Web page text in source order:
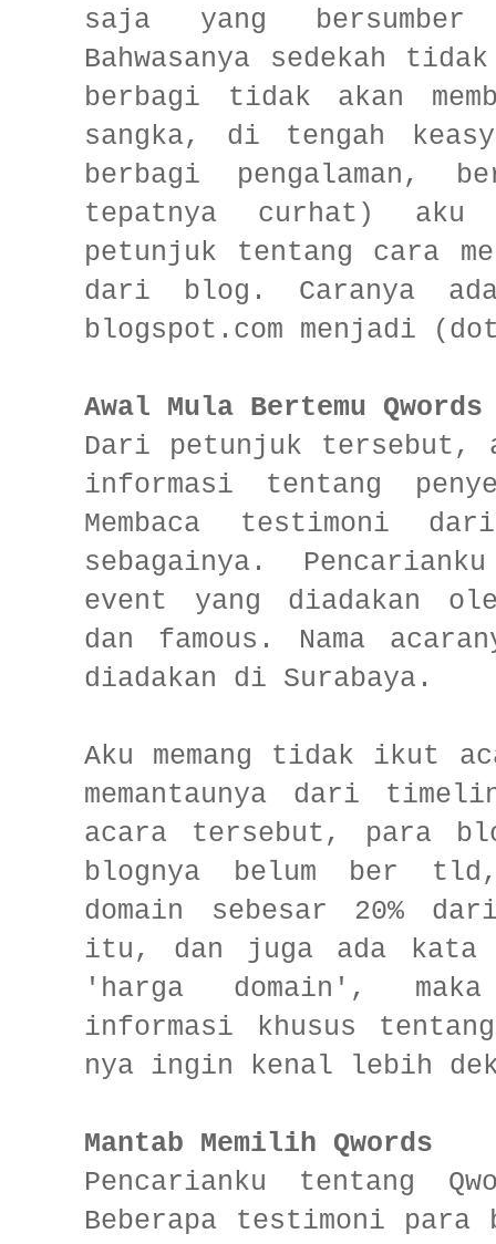
saja yang
Bahwasanya sedekah
berbagi tidak akan
sangka, di tengah
berbagi pengalaman,
tepatnya curhat) aku
petunjuk tentang cara
dari blog. Caranya
blogspot.com menjadi
Awal Mula Bertemu Qwords
Dari petunjuk tersebut,
informasi tentang
Membaca testimoni
sebagainya.
event yang diadakan
dan famous. Nama
diadakan di Surabaya.
Aku memang tidak ikut
memantaunya dari
acara tersebut, para
blognya belum ber tld,
domain sebesar 20%
itu, dan juga ada kata
'harga domain',
informasi khusus
nya ingin kenal lebih
Mantab Memilih Qwords
Pencarianku tentang
Beberapa testimoni para